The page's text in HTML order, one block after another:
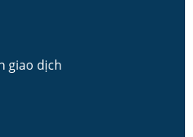
giao dịch